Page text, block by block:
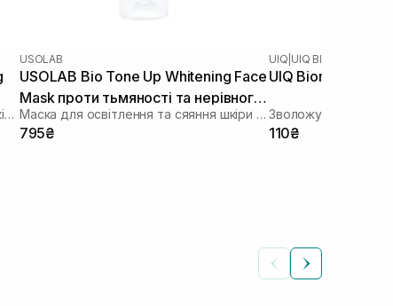
Зволожуюча тканинна маска зі заспокійливою та антивіковою дією
USOLAB
USOLAB Bio Tone Up Whitening Face
Mask проти тьмяності та нерівного
тону 50 мл
Маска для освітлення та сяяння шкіри обличчя
795₴
UIQ UIQ BIOME BARRIER
UIQ Biome
Зволожувальна
110₴